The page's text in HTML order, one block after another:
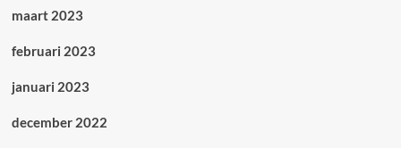
maart 2023
februari 2023
januari 2023
december 2022